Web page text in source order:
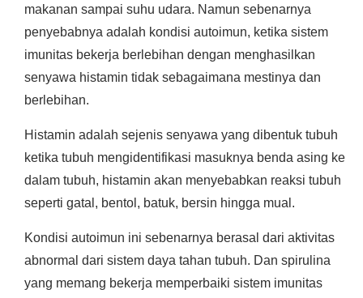
makanan sampai suhu udara. Namun sebenarnya
penyebabnya adalah kondisi autoimun, ketika sistem
imunitas bekerja berlebihan dengan menghasilkan
senyawa histamin tidak sebagaimana mestinya dan
berlebihan.
Histamin adalah sejenis senyawa yang dibentuk tubuh
ketika tubuh mengidentifikasi masuknya benda asing ke
dalam tubuh, histamin akan menyebabkan reaksi tubuh
seperti gatal, bentol, batuk, bersin hingga mual.
Kondisi autoimun ini sebenarnya berasal dari aktivitas
abnormal dari sistem daya tahan tubuh. Dan spirulina
yang memang bekerja memperbaiki sistem imunitas